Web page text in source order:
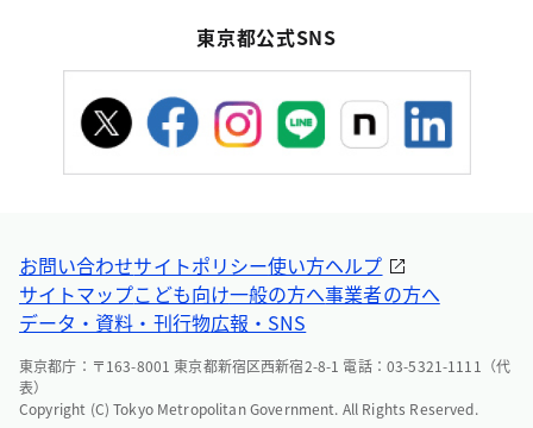
東京都公式SNS
お問い合わせサイトポリシー使い方ヘルプ
サイトマップこども向け一般の方へ事業者の方へ
データ・資料・刊行物広報・SNS
東京都庁：〒163-8001 東京都新宿区西新宿2-8-1 電話：03-5321-1111（代
表）
Copyright (C) Tokyo Metropolitan Government. All Rights Reserved.